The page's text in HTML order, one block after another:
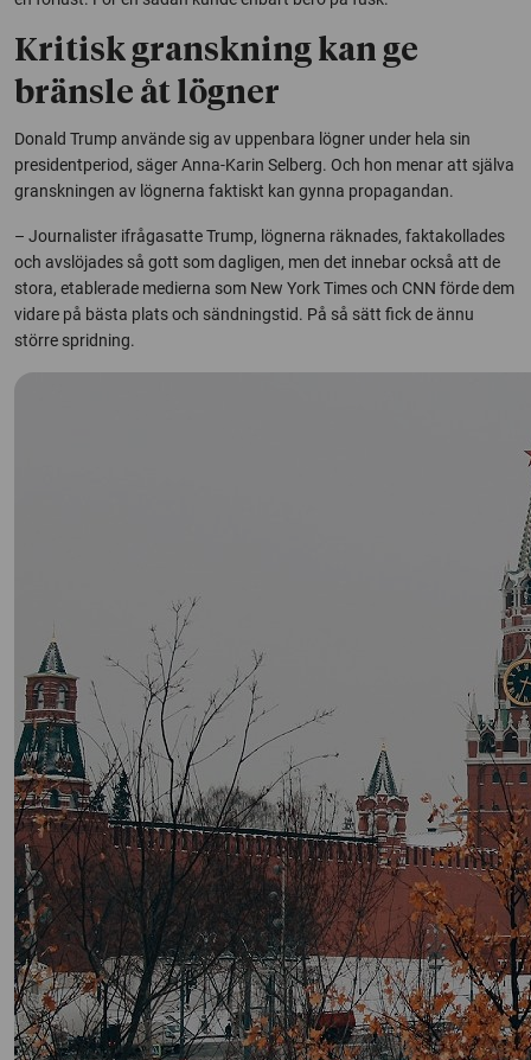
Kritisk granskning kan ge
bränsle åt lögner
Donald Trump använde sig av uppenbara lögner under hela sin
presidentperiod, säger Anna-Karin Selberg. Och hon menar att själva
granskningen av lögnerna faktiskt kan gynna propagandan.
– Journalister ifrågasatte Trump, lögnerna räknades, faktakollades
och avslöjades så gott som dagligen, men det innebar också att de
stora, etablerade medierna som New York Times och CNN förde dem
vidare på bästa plats och sändningstid. På så sätt fick de ännu
större spridning.